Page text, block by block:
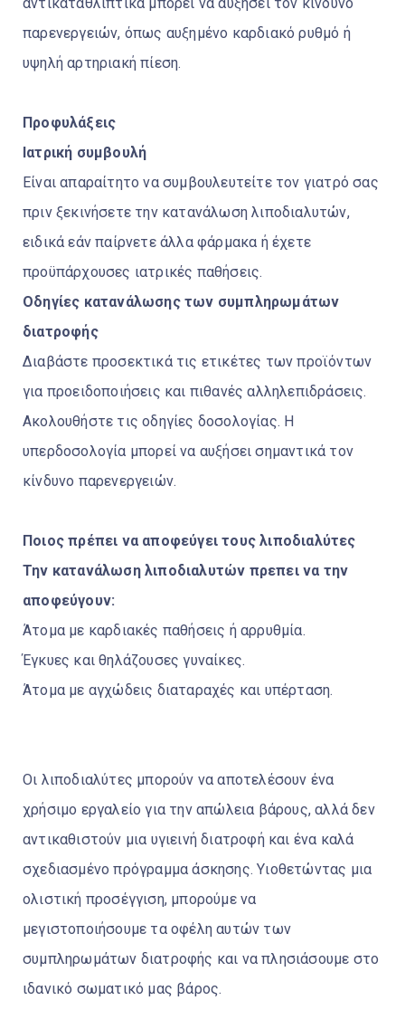
αντικαταθλιπτικά μπορεί να αυξήσει τον κίνδυνο
παρενεργειών, όπως αυξημένο καρδιακό ρυθμό ή
υψηλή αρτηριακή πίεση.
Προφυλάξεις
Ιατρική συμβουλή
Είναι απαραίτητο να συμβουλευτείτε τον γιατρό σας
πριν ξεκινήσετε την κατανάλωση λιποδιαλυτών,
ειδικά εάν παίρνετε άλλα φάρμακα ή έχετε
προϋπάρχουσες ιατρικές παθήσεις.
Οδηγίες κατανάλωσης των συμπληρωμάτων
διατροφής
Διαβάστε προσεκτικά τις ετικέτες των προϊόντων
για προειδοποιήσεις και πιθανές αλληλεπιδράσεις.
Ακολουθήστε τις οδηγίες δοσολογίας. Η
υπερδοσολογία μπορεί να αυξήσει σημαντικά τον
κίνδυνο παρενεργειών.
Ποιος πρέπει να αποφεύγει τους λιποδιαλύτες
Την κατανάλωση λιποδιαλυτών πρεπει να την
αποφεύγουν:
Άτομα με καρδιακές παθήσεις ή αρρυθμία.
Έγκυες και θηλάζουσες γυναίκες.
Άτομα με αγχώδεις διαταραχές και υπέρταση.
Οι λιποδιαλύτες μπορούν να αποτελέσουν ένα
χρήσιμο εργαλείο για την απώλεια βάρους, αλλά δεν
αντικαθιστούν μια υγιεινή διατροφή και ένα καλά
σχεδιασμένο πρόγραμμα άσκησης. Υιοθετώντας μια
ολιστική προσέγγιση, μπορούμε να
μεγιστοποιήσουμε τα οφέλη αυτών των
συμπληρωμάτων διατροφής και να πλησιάσουμε στο
ιδανικό σωματικό μας βάρος.